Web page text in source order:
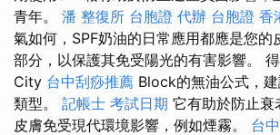
青年。 潘 整復所 台胞證 代辦 台胞證 香
氣如何，SPF奶油的日常應用都應是您的
部分，以保護其免受陽光的有害影響。
City 台中刮痧推薦 Block的無油公式，
類型。 記帳士 考試日期 它有助於防止衰
皮膚免受現代環境影響，例如煙霧。 台